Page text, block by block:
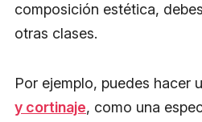
composición estética,
otras clases.
Por ejemplo, puedes hacer
y cortinaje, como una